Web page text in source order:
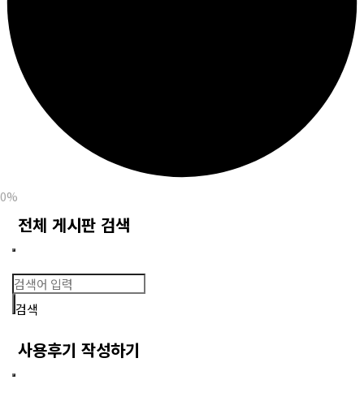
0%
전체 게시판 검색
검색
사용후기 작성하기